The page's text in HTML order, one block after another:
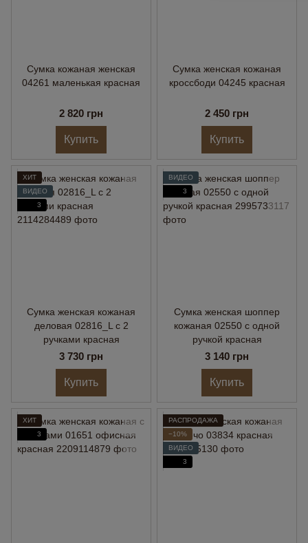
Сумка кожаная женская
04261 маленькая красная
2 820 грн
Купить
Сумка женская кожаная
кроссбоди 04245 красная
2 450 грн
Купить
ХИТ
ВИДЕО
3
Сумка женская кожаная
деловая 02816_L с 2
ручками красная
3 730 грн
Купить
ВИДЕО
3
Сумка женская шоппер
кожаная 02550 с одной
ручкой красная
3 140 грн
Купить
ХИТ
3
РАСПРОДАЖА
−10%
ВИДЕО
3